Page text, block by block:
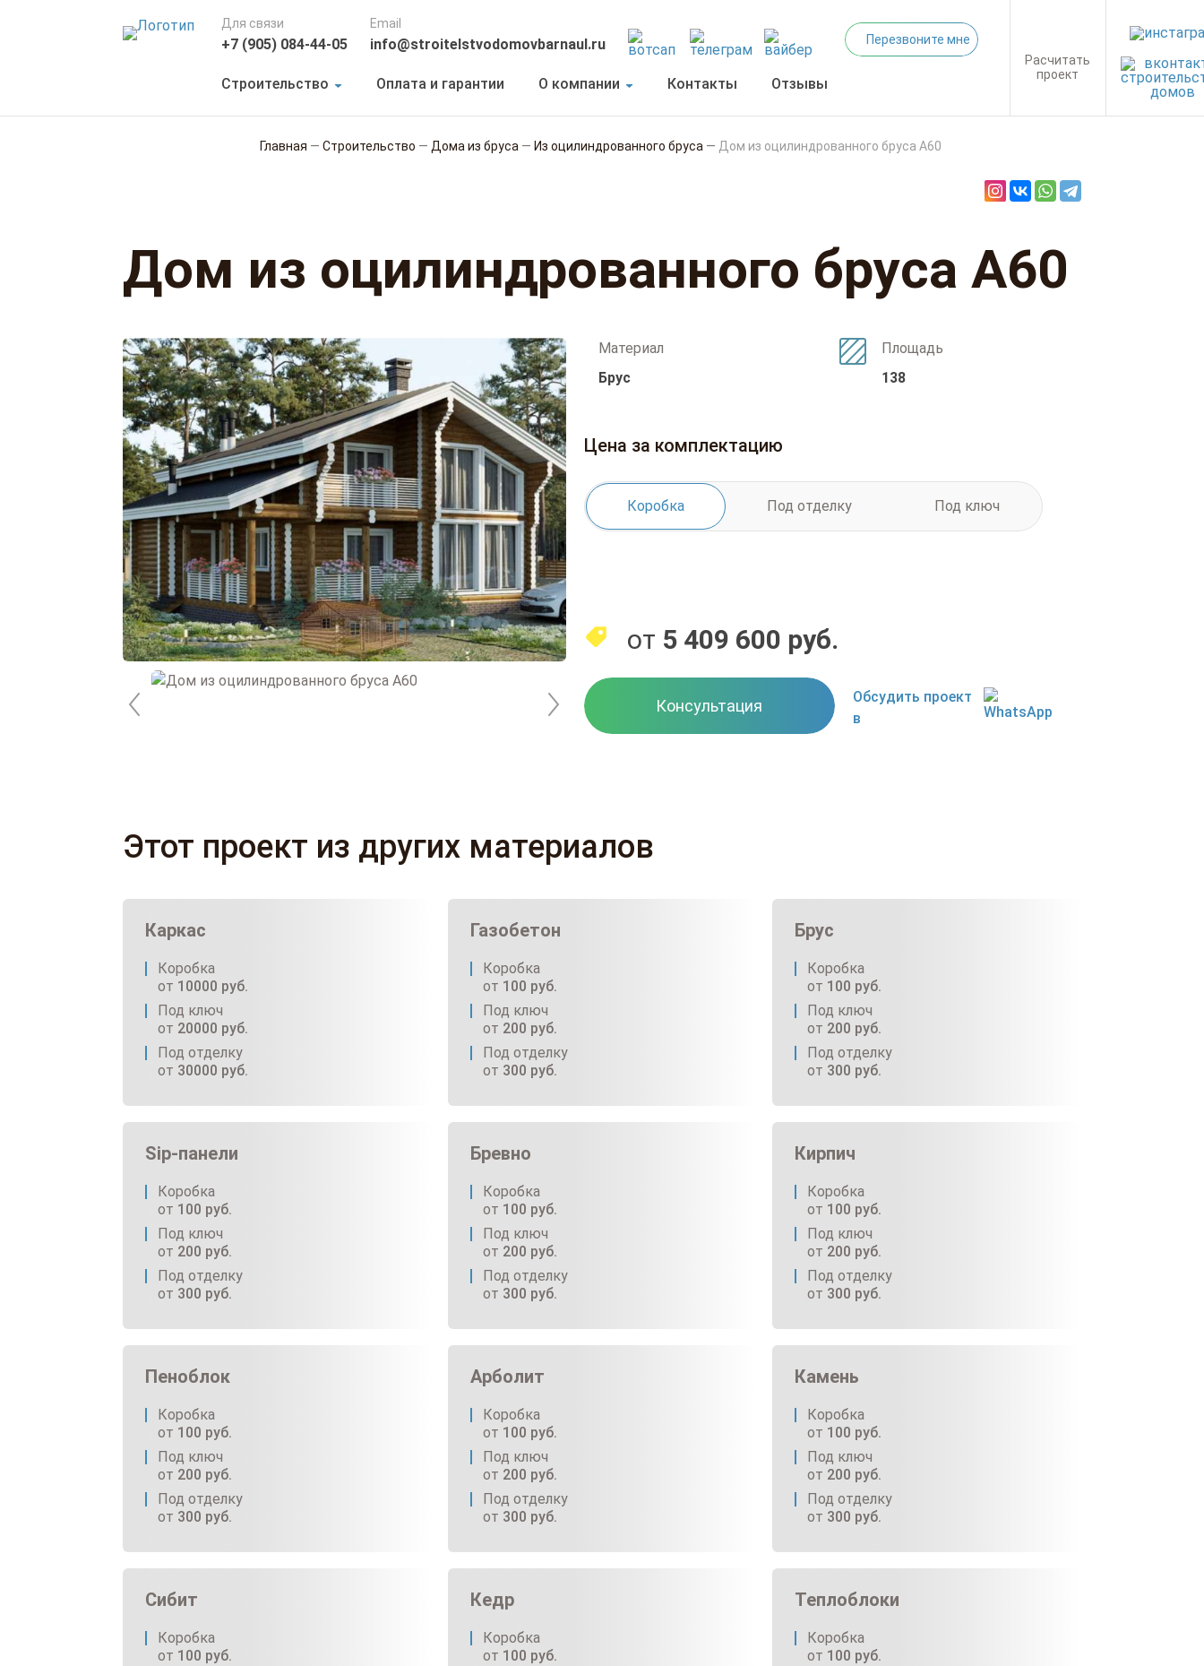
Для связи
+7 (905) 084-44-05
Email
info@stroitelstvodomovbarnaul.ru Перезвоните мне
Строительство Оплата и гарантии О компании Контакты Отзывы
Расчитать
проект
Главная — Строительство — Дома из бруса — Из оцилиндрованного бруса — Дом из оцилиндрованного бруса А60
Дом из оцилиндрованного бруса А60
Материал
Брус
Площадь
138
Цена за комплектацию
Коробка Под отделку Под ключ
от 5 409 600 руб.
Консультация
Обсудить проект
в
Этот проект из других материалов
Каркас
Коробка
от 10000 руб.
Под ключ
от 20000 руб.
Под отделку
от 30000 руб.
Газобетон
Коробка
от 100 руб.
Под ключ
от 200 руб.
Под отделку
от 300 руб.
Брус
Коробка
от 100 руб.
Под ключ
от 200 руб.
Под отделку
от 300 руб.
Sip-панели
Коробка
от 100 руб.
Под ключ
от 200 руб.
Под отделку
от 300 руб.
Бревно
Коробка
от 100 руб.
Под ключ
от 200 руб.
Под отделку
от 300 руб.
Кирпич
Коробка
от 100 руб.
Под ключ
от 200 руб.
Под отделку
от 300 руб.
Пеноблок
Коробка
от 100 руб.
Под ключ
от 200 руб.
Под отделку
от 300 руб.
Арболит
Коробка
от 100 руб.
Под ключ
от 200 руб.
Под отделку
от 300 руб.
Камень
Коробка
от 100 руб.
Под ключ
от 200 руб.
Под отделку
от 300 руб.
Сибит
Коробка
от 100 руб.
Кедр
Коробка
от 100 руб.
Теплоблоки
Коробка
от 100 руб.